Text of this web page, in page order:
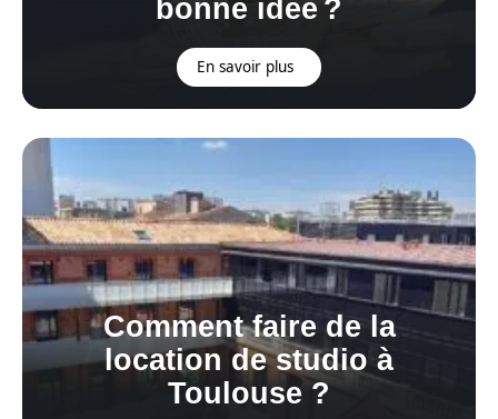
bonne idée ?
En savoir plus
Comment faire de la
location de studio à
Toulouse ?